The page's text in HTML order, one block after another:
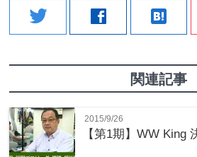
twitter facebook hatenabookmark
関連記事
2015/9/26
【第1期】WW King